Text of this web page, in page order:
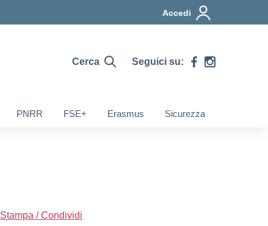
Accedi
Cerca Seguici su:
PNRR FSE+ Erasmus Sicurezza
Stampa / Condividi